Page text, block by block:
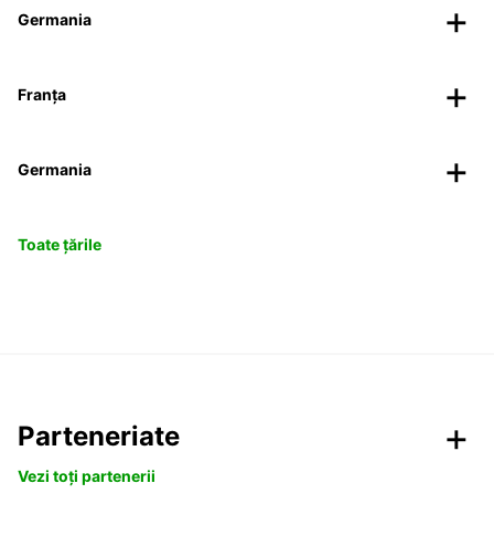
Germania
Franța
Germania
Toate țările
Parteneriate
Vezi toți partenerii